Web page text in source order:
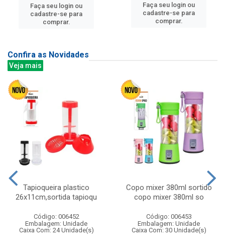
Faça seu login ou
cadastre-se para
comprar.
Faça seu login ou
cadastre-se para
comprar.
Confira as Novidades
Veja mais
Tapioqueira plastico
26x11cm,sortida tapioqu
Código: 006452
Embalagem: Unidade
Caixa Com: 24 Unidade(s)
Copo mixer 380ml sortido
copo mixer 380ml so
Código: 006453
Embalagem: Unidade
Caixa Com: 30 Unidade(s)